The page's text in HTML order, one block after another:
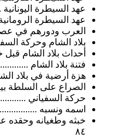
عهد السيطرة اليونانية
عهد السيطرة الرومانية
العرب ودورهم في عصر
بلاد الشام وحركة السفياني
أحداث بلاد الشام قبل خروج
فتنة بلاد الشام .................... ٧٩
هزة أرضية في بلاد الشام
الصراع على السلطة بين
حركة السفياني .................... ٨٣
اسمه ونسبه .................... ٨٣
خبثه وطغيانه وحقده على